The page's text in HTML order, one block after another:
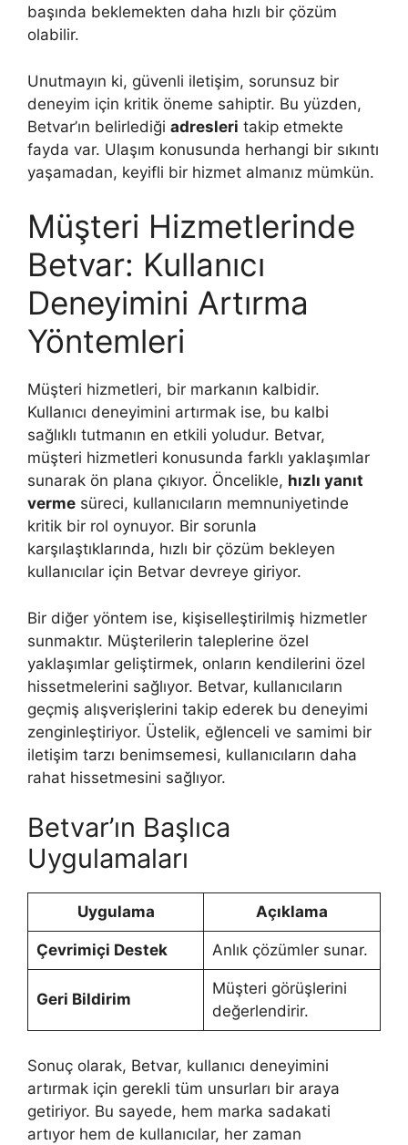
başında beklemekten daha hızlı bir çözüm
olabilir.
Unutmayın ki, güvenli iletişim, sorunsuz bir
deneyim için kritik öneme sahiptir. Bu yüzden,
Betvar’ın belirlediği adresleri takip etmekte
fayda var. Ulaşım konusunda herhangi bir sıkıntı
yaşamadan, keyifli bir hizmet almanız mümkün.
Müşteri Hizmetlerinde
Betvar: Kullanıcı
Deneyimini Artırma
Yöntemleri
Müşteri hizmetleri, bir markanın kalbidir.
Kullanıcı deneyimini artırmak ise, bu kalbi
sağlıklı tutmanın en etkili yoludur. Betvar,
müşteri hizmetleri konusunda farklı yaklaşımlar
sunarak ön plana çıkıyor. Öncelikle, hızlı yanıt
verme süreci, kullanıcıların memnuniyetinde
kritik bir rol oynuyor. Bir sorunla
karşılaştıklarında, hızlı bir çözüm bekleyen
kullanıcılar için Betvar devreye giriyor.
Bir diğer yöntem ise, kişiselleştirilmiş hizmetler
sunmaktır. Müşterilerin taleplerine özel
yaklaşımlar geliştirmek, onların kendilerini özel
hissetmelerini sağlıyor. Betvar, kullanıcıların
geçmiş alışverişlerini takip ederek bu deneyimi
zenginleştiriyor. Üstelik, eğlenceli ve samimi bir
iletişim tarzı benimsemesi, kullanıcıların daha
rahat hissetmesini sağlıyor.
Betvar’ın Başlıca
Uygulamaları
Uygulama Açıklama
Çevrimiçi Destek Anlık çözümler sunar.
Geri Bildirim
Müşteri görüşlerini
değerlendirir.
Sonuç olarak, Betvar, kullanıcı deneyimini
artırmak için gerekli tüm unsurları bir araya
getiriyor. Bu sayede, hem marka sadakati
artıyor hem de kullanıcılar, her zaman